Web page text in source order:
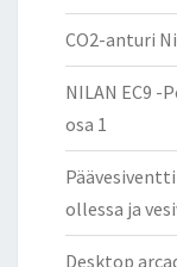
CO2-anturi
NILAN EC9
osa 1
ollessa ja
Desktop